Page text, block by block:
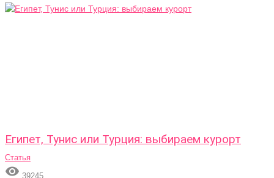
Египет, Тунис или Турция: выбираем курорт
Статья
 39245